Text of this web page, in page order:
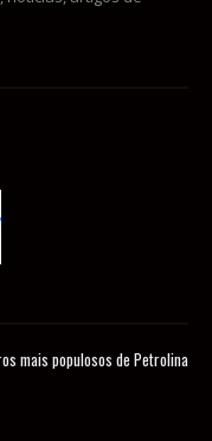
mais populosos de Petrolina